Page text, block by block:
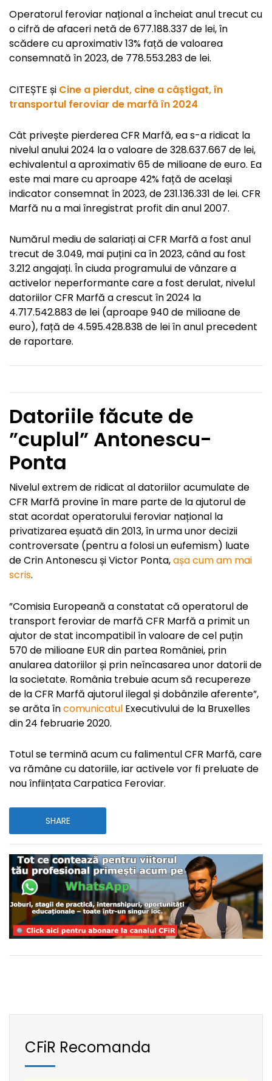
Operatorul feroviar național a încheiat anul trecut cu
o cifră de afaceri netă de 677.188.337 de lei, în
scădere cu aproximativ 13% față de valoarea
consemnată în 2023, de 778.553.283 de lei.
CITEȘTE și Cine a pierdut, cine a câștigat, în
transportul feroviar de marfă în 2024
Cât privește pierderea CFR Marfă, ea s-a ridicat la
nivelul anului 2024 la o valoare de 328.637.667 de lei,
echivalentul a aproximativ 65 de milioane de euro. Ea
este mai mare cu aproape 42% față de același
indicator consemnat în 2023, de 231.136.331 de lei. CFR
Marfă nu a mai înregistrat profit din anul 2007.
Numărul mediu de salariați ai CFR Marfă a fost anul
trecut de 3.049, mai puțini ca în 2023, când au fost
3.212 angajați. În ciuda programului de vânzare a
activelor neperformante care a fost derulat, nivelul
datoriilor CFR Marfă a crescut în 2024 la
4.717.542.883 de lei (aproape 940 de milioane de
euro), față de 4.595.428.838 de lei în anul precedent
de raportare.
Datoriile făcute de
”cuplul” Antonescu-
Ponta
Nivelul extrem de ridicat al datoriilor acumulate de
CFR Marfă provine în mare parte de la ajutorul de
stat acordat operatorului feroviar național la
privatizarea eșuată din 2013, în urma unor decizii
controversate (pentru a folosi un eufemism) luate
de Crin Antonescu și Victor Ponta,așa cum am mai
scris.
”Comisia Europeană a constatat că operatorul de
transport feroviar de marfă CFR Marfă a primit un
ajutor de stat incompatibil în valoare de cel puțin
570 de milioane EUR din partea României, prin
anularea datoriilor și prin neîncasarea unor datorii de
la societate. România trebuie acum să recupereze
de la CFR Marfă ajutorul ilegal și dobânzile aferente”,
se arăta încomunicatul Executivului de la Bruxelles
din 24 februarie 2020.
Totul se termină acum cu falimentul CFR Marfă, care
va rămâne cu datoriile, iar activele vor fi preluate de
nou înființata Carpatica Feroviar.
SHARE
CFiR Recomanda